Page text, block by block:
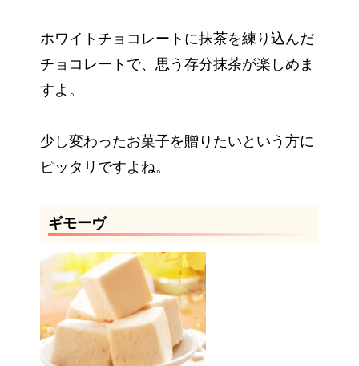
ホワイトチョコレートに抹茶を練り込んだ
チョコレートで、思う存分抹茶が楽しめま
すよ。
少し変わったお菓子を贈りたいという方に
ピッタリですよね。
ギモーヴ